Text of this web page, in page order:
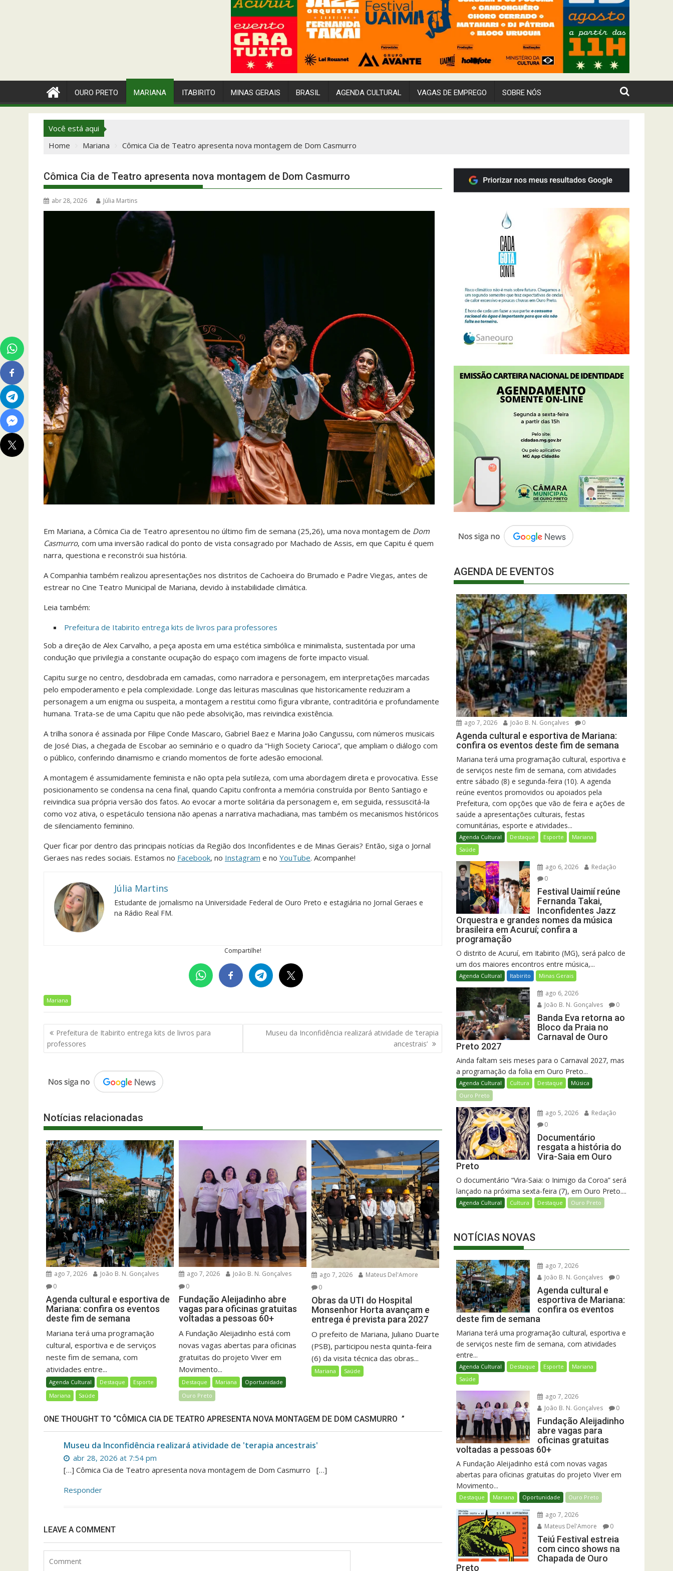
OURO PRETO MARIANA ITABIRITO MINAS GERAIS BRASIL AGENDA CULTURAL VAGAS DE EMPREGO SOBRE NÓS
Você está aqui
Home
Mariana Cômica Cia de Teatro apresenta nova montagem de Dom Casmurro
Cômica Cia de Teatro apresenta nova montagem de Dom Casmurro
abr 28, 2026 Júlia Martins
Em Mariana, a Cômica Cia de Teatro apresentou no último fim de semana (25,26), uma nova montagem de Dom
Casmurro, com uma inversão radical do ponto de vista consagrado por Machado de Assis, em que Capitu é quem
narra, questiona e reconstrói sua história.
A Companhia também realizou apresentações nos distritos de Cachoeira do Brumado e Padre Viegas, antes de
estrear no Cine Teatro Municipal de Mariana, devido à instabilidade climática.
Leia também:
Prefeitura de Itabirito entrega kits de livros para professores
Sob a direção de Alex Carvalho, a peça aposta em uma estética simbólica e minimalista, sustentada por uma
condução que privilegia a constante ocupação do espaço com imagens de forte impacto visual.
Capitu surge no centro, desdobrada em camadas, como narradora e personagem, em interpretações marcadas
pelo empoderamento e pela complexidade. Longe das leituras masculinas que historicamente reduziram a
personagem a um enigma ou suspeita, a montagem a restitui como figura vibrante, contraditória e profundamente
humana. Trata-se de uma Capitu que não pede absolvição, mas reivindica existência.
A trilha sonora é assinada por Filipe Conde Mascaro, Gabriel Baez e Marina João Cangussu, com números musicais
de José Dias, a chegada de Escobar ao seminário e o quadro da “High Society Carioca”, que ampliam o diálogo com
o público, conferindo dinamismo e criando momentos de forte adesão emocional.
A montagem é assumidamente feminista e não opta pela sutileza, com uma abordagem direta e provocativa. Esse
posicionamento se condensa na cena final, quando Capitu confronta a memória construída por Bento Santiago e
reivindica sua própria versão dos fatos. Ao evocar a morte solitária da personagem e, em seguida, ressuscitá-la
como voz ativa, o espetáculo tensiona não apenas a narrativa machadiana, mas também os mecanismos históricos
de silenciamento feminino.
Quer ficar por dentro das principais notícias da Região dos Inconfidentes e de Minas Gerais? Então, siga o Jornal
Geraes nas redes sociais. Estamos no Facebook, no Instagram e no YouTube. Acompanhe!
Júlia Martins
Estudante de jornalismo na Universidade Federal de Ouro Preto e estagiária no Jornal Geraes e
na Rádio Real FM.
Compartilhe!
Mariana
Navegação
de
Post
Prefeitura de Itabirito entrega kits de livros para
professores
Museu da Inconfidência realizará atividade de ‘terapia
ancestrais’
Notícias relacionadas
ago 7, 2026
João B. N. Gonçalves
0
Agenda cultural e esportiva de
Mariana: confira os eventos
deste fim de semana
Mariana terá uma programação
cultural, esportiva e de serviços
neste fim de semana, com
atividades entre...
Agenda Cultural Destaque
Esporte
Mariana
Saúde
ago 7, 2026
João B. N. Gonçalves
0
Fundação Aleijadinho abre
vagas para oficinas gratuitas
voltadas a pessoas 60+
A Fundação Aleijadinho está com
novas vagas abertas para oficinas
gratuitas do projeto Viver em
Movimento...
Destaque Mariana
Oportunidade
Ouro Preto
ago 7, 2026
Mateus Del'Amore
0
Obras da UTI do Hospital
Monsenhor Horta avançam e
entrega é prevista para 2027
O prefeito de Mariana, Juliano Duarte
(PSB), participou nesta quinta-feira
(6) da visita técnica das obras...
Mariana Saúde
ONE THOUGHT TO “CÔMICA CIA DE TEATRO APRESENTA NOVA MONTAGEM DE DOM CASMURRO ”
Museu da Inconfidência realizará atividade de 'terapia ancestrais'
abr 28, 2026 at 7:54 pm
[…] Cômica Cia de Teatro apresenta nova montagem de Dom Casmurro […]
Responder
LEAVE A COMMENT
AGENDA DE EVENTOS
ago 7, 2026 João B. N. Gonçalves 0
Agenda cultural e esportiva de Mariana:
confira os eventos deste fim de semana
Mariana terá uma programação cultural, esportiva e
de serviços neste fim de semana, com atividades
entre sábado (8) e segunda-feira (10). A agenda
reúne eventos promovidos ou apoiados pela
Prefeitura, com opções que vão de feira e ações de
saúde a apresentações culturais, festas
comunitárias, esporte e atividades...
Agenda Cultural Destaque Esporte
Mariana
Saúde
ago 6, 2026
Redação
0
Festival Uaimií reúne
Fernanda Takai,
Inconfidentes Jazz
Orquestra e grandes nomes da música
brasileira em Acuruí; confira a
programação
O distrito de Acuruí, em Itabirito (MG), será palco de
um dos maiores encontros entre música,...
Agenda Cultural Itabirito Minas Gerais
ago 6, 2026
João B. N. Gonçalves
0
Banda Eva retorna ao
Bloco da Praia no
Carnaval de Ouro
Preto 2027
Ainda faltam seis meses para o Carnaval 2027, mas
a programação da folia em Ouro Preto...
Agenda Cultural Cultura Destaque
Música
Ouro Preto
ago 5, 2026
Redação
0
Documentário
resgata a história do
Vira-Saia em Ouro
Preto
O documentário “Vira-Saia: o Inimigo da Coroa” será
lançado na próxima sexta-feira (7), em Ouro Preto....
Agenda Cultural Cultura Destaque Ouro Preto
NOTÍCIAS NOVAS
ago 7, 2026
João B. N. Gonçalves
0
Agenda cultural e
esportiva de Mariana:
confira os eventos
deste fim de semana
Mariana terá uma programação cultural, esportiva e
de serviços neste fim de semana, com atividades
entre...
Agenda Cultural Destaque Esporte
Mariana
Saúde
ago 7, 2026
João B. N. Gonçalves
0
Fundação Aleijadinho
abre vagas para
oficinas gratuitas
voltadas a pessoas 60+
A Fundação Aleijadinho está com novas vagas
abertas para oficinas gratuitas do projeto Viver em
Movimento...
Destaque Mariana Oportunidade Ouro Preto
ago 7, 2026
Mateus Del'Amore
0
Teiú Festival estreia
com cinco shows na
Chapada de Ouro
Preto